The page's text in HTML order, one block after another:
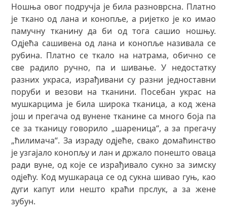
Ношња овог подручја је била разноврсна. Платно
је ткано од лана и конопље, а ријетко је ко имао
памучну тканину да би од тога сашио ношњу.
Одјећа сашивена од лана и конопље називала се
рубина. Платно се ткало на натрама, обично се
све радило ручно, па и шивање. У недостатку
разних украса, израђивани су разни једноставни
поруби и везови на тканини. Посебан украс на
мушкарцима је била широка тканица, а код жена
још и прегача од вунене тканине са много боја па
се за тканицу говорило „шареница“, а за прегачу
„ћилимача“. За израду одјеће, свако домаћинство
је узгајало конопљу и лан и држало понешто оваца
ради вуне, од које се израђивало сукно за зимску
одјећу. Код мушкараца се од сукна шивао гуњ, као
дуги капут или нешто краћи прслук, а за жене
зубун.